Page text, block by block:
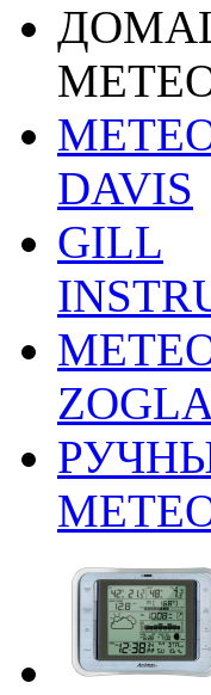
DAVIS
GILL